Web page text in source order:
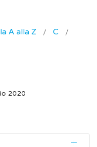
A alla Z
C
2020